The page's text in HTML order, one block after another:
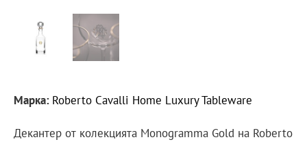
Марка: Roberto Cavalli Home Luxury Tableware
Декантер от колекцията Monogramma Gold на Roberto